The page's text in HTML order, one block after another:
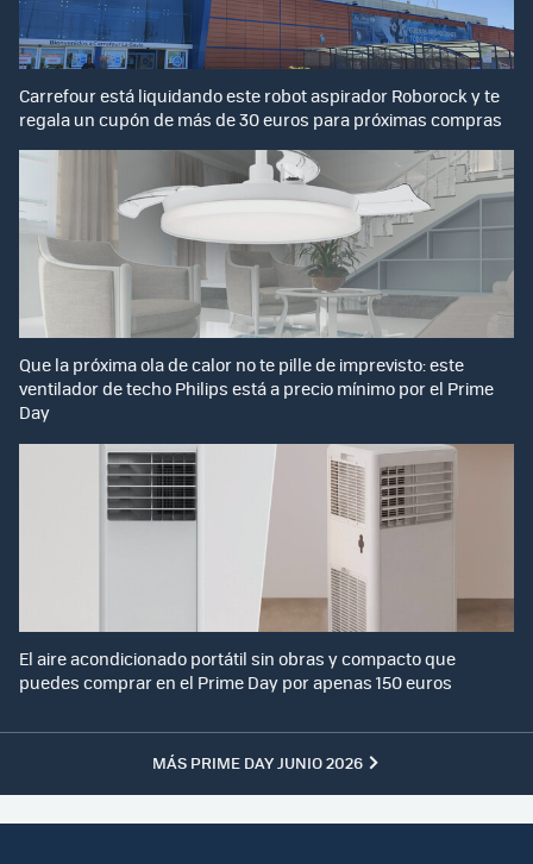
Carrefour está liquidando este robot aspirador Roborock y te
regala un cupón de más de 30 euros para próximas compras
Que la próxima ola de calor no te pille de imprevisto: este
ventilador de techo Philips está a precio mínimo por el Prime
Day
El aire acondicionado portátil sin obras y compacto que
puedes comprar en el Prime Day por apenas 150 euros
MÁS PRIME DAY JUNIO 2026